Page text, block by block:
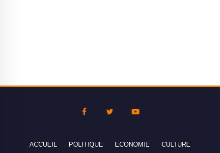
ACCUEIL POLITIQUE ECONOMIE CULTURE